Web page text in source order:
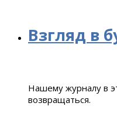
Взгляд в
Нашему журналу в
возвращаться.